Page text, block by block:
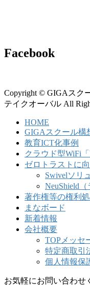
Facebook
Copyright © GIGAスク
テイクオーバル All
HOME
GIGAスクール構
教育ICT化事例
クラウド型WiFi「
ゼロトラストに
Swivelソリ
NeuShield
著作権等の権利
まなボード
新着情報
会社概要
TOPメッセ
特定商取引
個人情報保
お気軽にお問い合わせ